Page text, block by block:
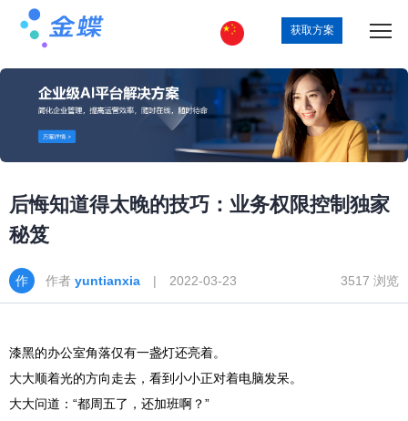
获取方案
后悔知道得太晚的技巧：业务权限控制独家
秘笈
作者 yuntianxia | 2022-03-23 3517 浏览
漆黑的办公室角落仅有一盏灯还亮着。
大大顺着光的方向走去，看到小小正对着电脑发呆。
大大问道：“都周五了，还加班啊？”